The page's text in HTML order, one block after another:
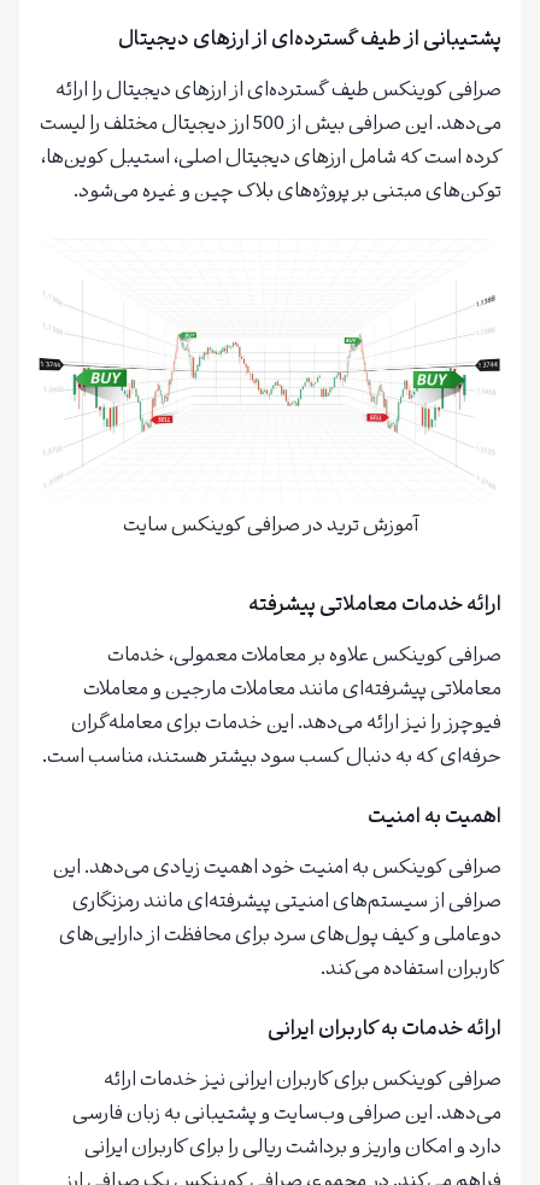
پشتیبانی از طیف گسترده‌ای از ارزهای دیجیتال
صرافی کوینکس طیف گسترده‌ای از ارزهای دیجیتال را ارائه
می‌دهد. این صرافی بیش از 500 ارز دیجیتال مختلف را لیست
کرده است که شامل ارزهای دیجیتال اصلی، استیبل کوین‌ها،
توکن‌های مبتنی بر پروژه‌های بلاک چین و غیره می‌شود.
آموزش ترید در صرافی کوینکس سایت
ارائه خدمات معاملاتی پیشرفته
صرافی کوینکس علاوه بر معاملات معمولی، خدمات
معاملاتی پیشرفته‌ای مانند معاملات مارجین و معاملات
فیوچرز را نیز ارائه می‌دهد. این خدمات برای معامله‌گران
حرفه‌ای که به دنبال کسب سود بیشتر هستند، مناسب است.
اهمیت به امنیت
صرافی کوینکس به امنیت خود اهمیت زیادی می‌دهد. این
صرافی از سیستم‌های امنیتی پیشرفته‌ای مانند رمزنگاری
دوعاملی و کیف پول‌های سرد برای محافظت از دارایی‌های
کاربران استفاده می‌کند.
ارائه خدمات به کاربران ایرانی
صرافی کوینکس برای کاربران ایرانی نیز خدمات ارائه
می‌دهد. این صرافی وب‌سایت و پشتیبانی به زبان فارسی
دارد و امکان واریز و برداشت ریالی را برای کاربران ایرانی